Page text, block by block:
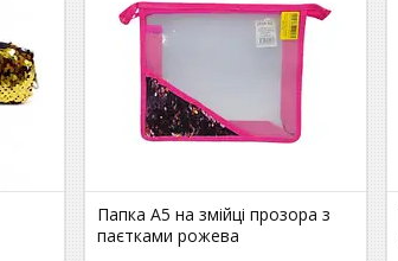
Папка А5 на змійці прозора з
паєтками рожева